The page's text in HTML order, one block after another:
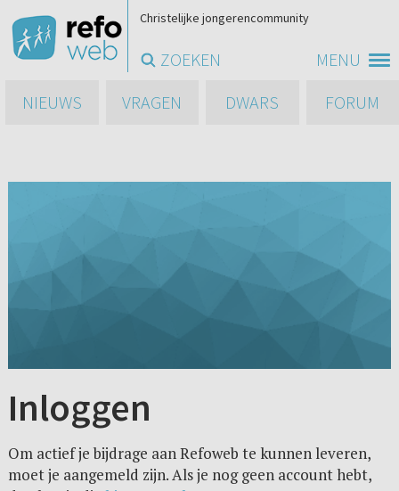
MENU
Christelijke jongerencommunity
ZOEKEN
NIEUWS
VRAGEN DWARS FORUM
Inloggen
Om actief je bijdrage aan Refoweb te kunnen leveren,
moet je aangemeld zijn. Als je nog geen account hebt,